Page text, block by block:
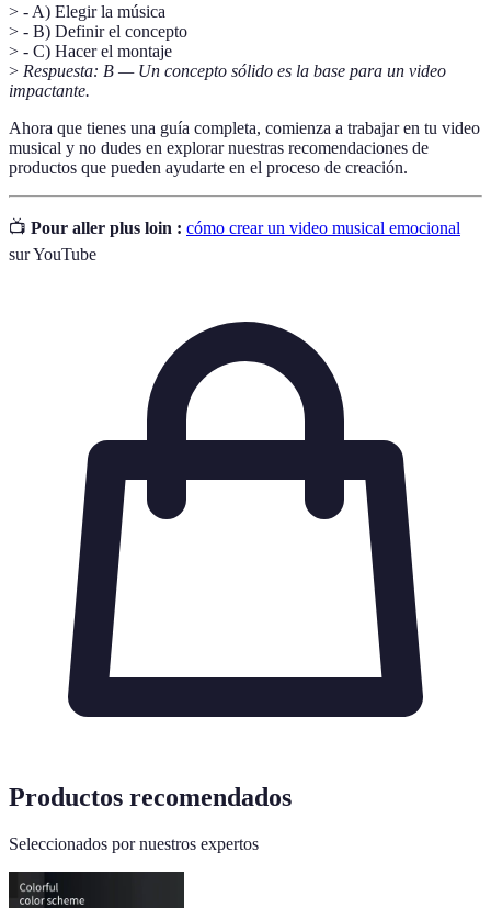
> - A) Elegir la música
> - B) Definir el concepto
> - C) Hacer el montaje
> Respuesta: B — Un concepto sólido es la base para un video
impactante.
Ahora que tienes una guía completa, comienza a trabajar en tu video
musical y no dudes en explorar nuestras recomendaciones de
productos que pueden ayudarte en el proceso de creación.
📺 Pour aller plus loin : cómo crear un video musical emocional
sur YouTube
Productos recomendados
Seleccionados por nuestros expertos